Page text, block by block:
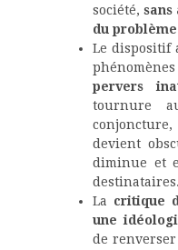
société,sans
du problème
Le dispositif
pervers
tournure
devient
diminue et
destinataires.
La critique
une
de renverser